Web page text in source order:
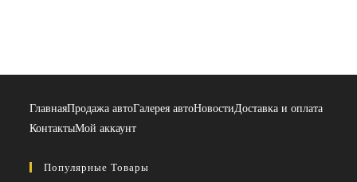
ГлавнаяПродажа автоГалерея автоНовостиДоставка и оплата
КонтактыМой аккаунт
Популярные Товары